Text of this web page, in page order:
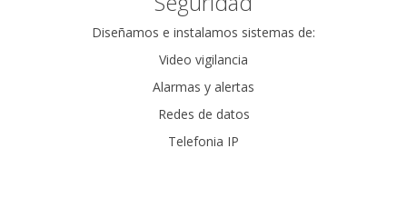
Diseñamos e instalamos sistemas de:
Video vigilancia
Alarmas y alertas
Redes de datos
Telefonia IP